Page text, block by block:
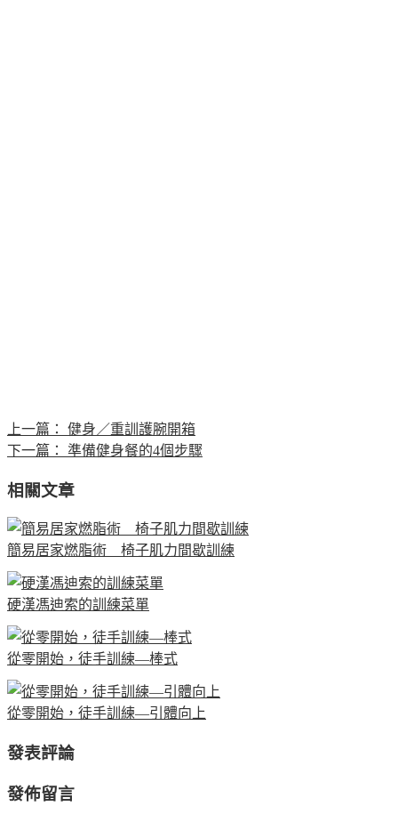
上一篇：
健身／重訓護腕開箱
下一篇：
準備健身餐的4個步驟
相關文章
簡易居家燃脂術 椅子肌力間歇訓練
硬漢馮迪索的訓練菜單
從零開始，徒手訓練—棒式
從零開始，徒手訓練—引體向上
發表評論
發佈留言